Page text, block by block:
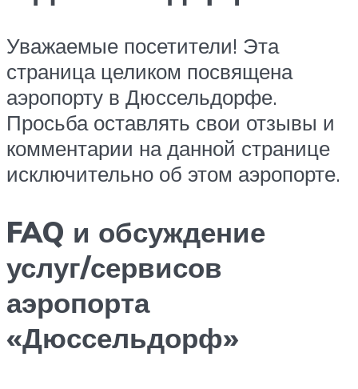
Уважаемые посетители! Эта
страница целиком посвящена
аэропорту в Дюссельдорфе.
Просьба оставлять свои отзывы и
комментарии на данной странице
исключительно об этом аэропорте.
FAQ и обсуждение
услуг/сервисов
аэропорта
«Дюссельдорф»